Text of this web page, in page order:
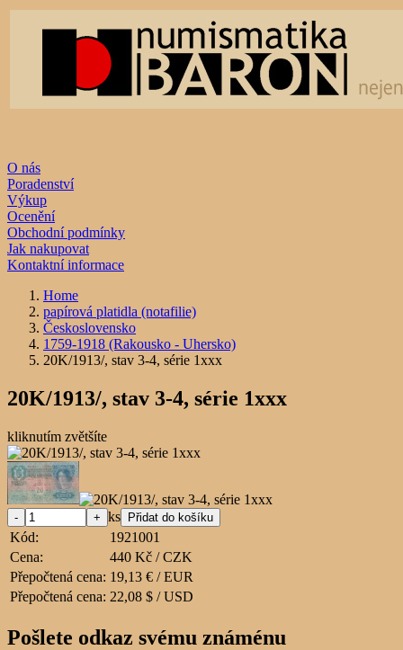
O nás
Poradenství
Výkup
Ocenění
Obchodní podmínky
Jak nakupovat
Kontaktní informace
Home
papírová platidla (notafilie)
Československo
1759-1918 (Rakousko - Uhersko)
20K/1913/, stav 3-4, série 1xxx
20K/1913/, stav 3-4, série 1xxx
kliknutím zvětšíte
ks
Kód:
1921001
Cena:
440 Kč / CZK
Přepočtená cena: 19,13 € / EUR
Přepočtená cena: 22,08 $ / USD
Pošlete odkaz svému známénu